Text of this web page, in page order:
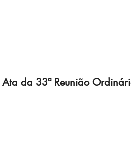
da 33ª Reunião